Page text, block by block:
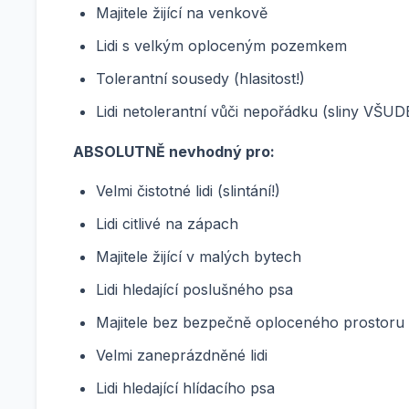
Majitele žijící na venkově
Lidi s velkým oploceným pozemkem
Tolerantní sousedy (hlasitost!)
Lidi netolerantní vůči nepořádku (sliny
ABSOLUTNĚ nevhodný pro:
Velmi čistotné lidi (slintání!)
Lidi citlivé na zápach
Majitele žijící v malých bytech
Lidi hledající poslušného psa
Majitele bez bezpečně oploceného prostoru
Velmi zaneprázdněné lidi
Lidi hledající hlídacího psa